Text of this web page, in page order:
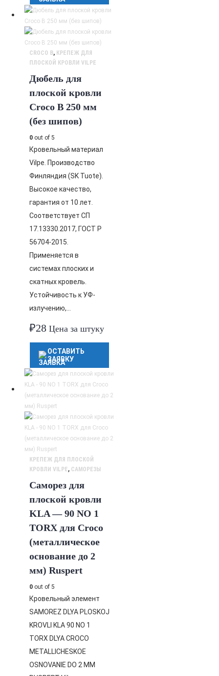
CROCO B, КРЕПЕЖ ДЛЯ
ПЛОСКОЙ КРОВЛИ VILPE
Дюбель для
плоской кровли
Croco B 250 мм
(без шипов)
0 out of 5
Кровельный материал
Vilpe. Производство
Финляндия (SK Tuote).
Высокое качество,
гарантия от 10 лет.
Соответствует СП
17.13330.2017, ГОСТ Р
56704-2015.
Применяется в
системах плоских и
скатных кровель.
Устойчивость к УФ-
излучению,…
₽28 Цена за штуку
ОСТАВИТЬ
ЗАЯВКУ
КРЕПЕЖ ДЛЯ ПЛОСКОЙ
КРОВЛИ VILPE, САМОРЕЗЫ
Саморез для
плоской кровли
KLA — 90 NO 1
TORX для Croco
(металлическое
основание до 2
мм) Ruspert
0 out of 5
Кровельный элемент
SAMOREZ DLYA PLOSKOJ
KROVLI KLA 90 NO 1
TORX DLYA CROCO
METALLICHESKOE
OSNOVANIE DO 2 MM